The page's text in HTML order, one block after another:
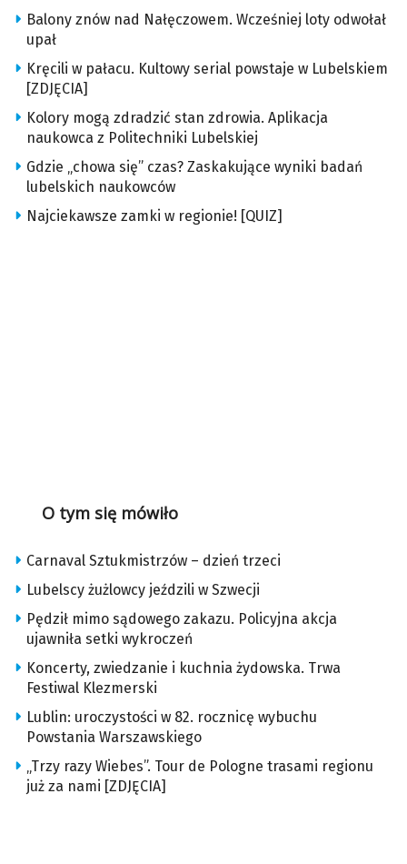
Balony znów nad Nałęczowem. Wcześniej loty odwołał
upał
Kręcili w pałacu. Kultowy serial powstaje w Lubelskiem
[ZDJĘCIA]
Kolory mogą zdradzić stan zdrowia. Aplikacja
naukowca z Politechniki Lubelskiej
Gdzie „chowa się” czas? Zaskakujące wyniki badań
lubelskich naukowców
Najciekawsze zamki w regionie! [QUIZ]
O tym się mówiło
Carnaval Sztukmistrzów – dzień trzeci
Lubelscy żużlowcy jeździli w Szwecji
Pędził mimo sądowego zakazu. Policyjna akcja
ujawniła setki wykroczeń
Koncerty, zwiedzanie i kuchnia żydowska. Trwa
Festiwal Klezmerski
Lublin: uroczystości w 82. rocznicę wybuchu
Powstania Warszawskiego
„Trzy razy Wiebes”. Tour de Pologne trasami regionu
już za nami [ZDJĘCIA]